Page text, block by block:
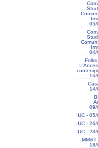
05/
04/
09/
IUC -
IUC -
IUC -
MM&T